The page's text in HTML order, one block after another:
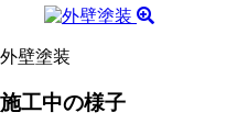
外壁塗装
施工中の様子